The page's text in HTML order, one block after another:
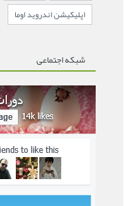
اپلیکیشن اندروید اوما
شبکه اجتماعی